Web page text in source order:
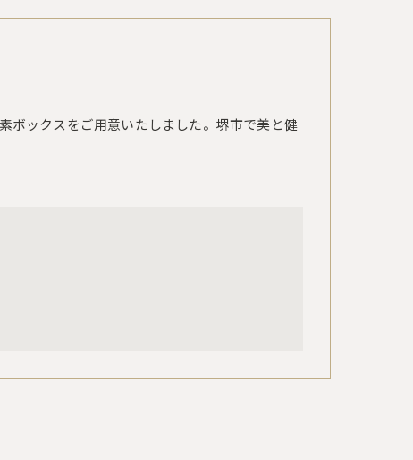
ボックスをご用意いたしました。堺市で美と健